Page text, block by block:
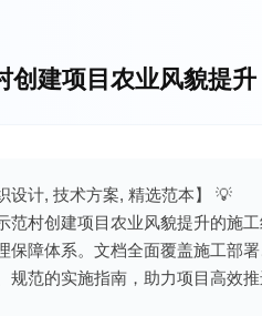
创建项目农业风貌提升
设计, 技术方案, 精选范本】 💡
范村创建项目农业风貌提升的施
保障体系。文档全面覆盖施工部
规范的实施指南，助力项目高效